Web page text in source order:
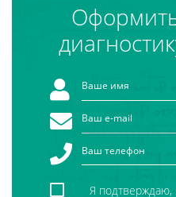
Я подтверждаю,